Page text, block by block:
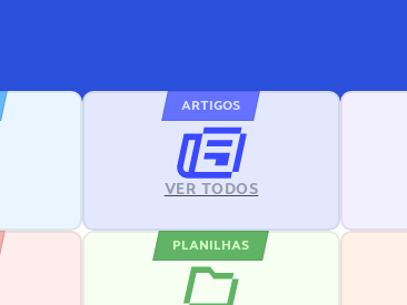
ARTIGOS
VER TODOS
PLANILHAS